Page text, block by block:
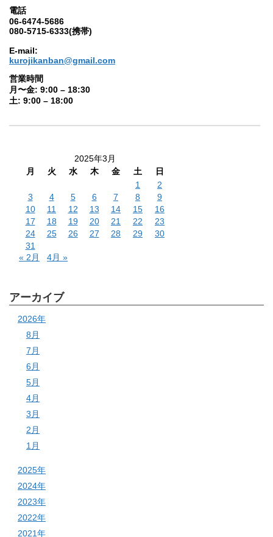
電話
06-6474-5686
080-5715-6333(携帯)
E-mail:
kurojikanban@gmail.com
営業時間
月〜金: 9:00 – 18:30
土: 9:00 – 18:00
2025年3月
月
火 水 木 金 土
日
1
2
3
4 5 6 7 8
9
10
11 12 13 14 15
16
17
18 19 20 21 22
23
24
25 26 27 28 29
30
31
« 2月
4月 »
アーカイブ
2026年
8月
7月
6月
5月
4月
3月
2月
1月
2025年
2024年
2023年
2022年
2021年